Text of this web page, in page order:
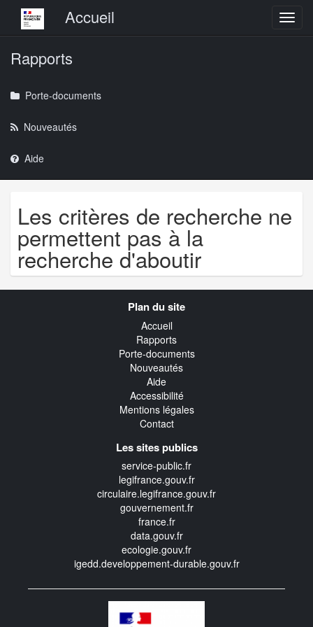
Menu principalAccueil
Rapports
Porte-documents
Nouveautés
Aide
Les critères de recherche ne
permettent pas à la
recherche d'aboutir
Plan du site
Accueil
Rapports
Porte-documents
Nouveautés
Aide
Accessibilité
Mentions légales
Contact
Les sites publics
service-public.fr
legifrance.gouv.fr
circulaire.legifrance.gouv.fr
gouvernement.fr
france.fr
data.gouv.fr
ecologie.gouv.fr
igedd.developpement-durable.gouv.fr